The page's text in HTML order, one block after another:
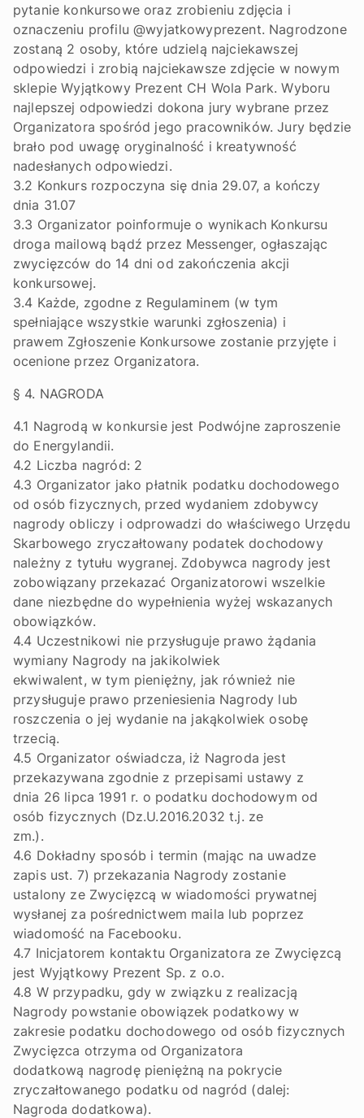
pytanie konkursowe oraz zrobieniu zdjęcia i
oznaczeniu profilu @wyjatkowyprezent. Nagrodzone
zostaną 2 osoby, które udzielą najciekawszej
odpowiedzi i zrobią najciekawsze zdjęcie w nowym
sklepie Wyjątkowy Prezent CH Wola Park. Wyboru
najlepszej odpowiedzi dokona jury wybrane przez
Organizatora spośród jego pracowników. Jury będzie
brało pod uwagę oryginalność i kreatywność
nadesłanych odpowiedzi.
3.2 Konkurs rozpoczyna się dnia 29.07, a kończy
dnia 31.07
3.3 Organizator poinformuje o wynikach Konkursu
droga mailową bądź przez Messenger, ogłaszając
zwycięzców do 14 dni od zakończenia akcji
konkursowej.
3.4 Każde, zgodne z Regulaminem (w tym
spełniające wszystkie warunki zgłoszenia) i
prawem Zgłoszenie Konkursowe zostanie przyjęte i
ocenione przez Organizatora.
§ 4. NAGRODA
4.1 Nagrodą w konkursie jest Podwójne zaproszenie
do Energylandii.
4.2 Liczba nagród: 2
4.3 Organizator jako płatnik podatku dochodowego
od osób fizycznych, przed wydaniem zdobywcy
nagrody obliczy i odprowadzi do właściwego Urzędu
Skarbowego zryczałtowany podatek dochodowy
należny z tytułu wygranej. Zdobywca nagrody jest
zobowiązany przekazać Organizatorowi wszelkie
dane niezbędne do wypełnienia wyżej wskazanych
obowiązków.
4.4 Uczestnikowi nie przysługuje prawo żądania
wymiany Nagrody na jakikolwiek
ekwiwalent, w tym pieniężny, jak również nie
przysługuje prawo przeniesienia Nagrody lub
roszczenia o jej wydanie na jakąkolwiek osobę
trzecią.
4.5 Organizator oświadcza, iż Nagroda jest
przekazywana zgodnie z przepisami ustawy z
dnia 26 lipca 1991 r. o podatku dochodowym od
osób fizycznych (Dz.U.2016.2032 t.j. ze
zm.).
4.6 Dokładny sposób i termin (mając na uwadze
zapis ust. 7) przekazania Nagrody zostanie
ustalony ze Zwycięzcą w wiadomości prywatnej
wysłanej za pośrednictwem maila lub poprzez
wiadomość na Facebooku.
4.7 Inicjatorem kontaktu Organizatora ze Zwycięzcą
jest Wyjątkowy Prezent Sp. z o.o.
4.8 W przypadku, gdy w związku z realizacją
Nagrody powstanie obowiązek podatkowy w
zakresie podatku dochodowego od osób fizycznych
Zwycięzca otrzyma od Organizatora
dodatkową nagrodę pieniężną na pokrycie
zryczałtowanego podatku od nagród (dalej:
Nagroda dodatkowa).